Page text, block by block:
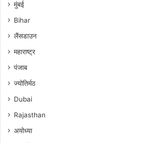
मुंबई
Bihar
लैंसडाउन
महाराष्ट्र
पंजाब
ज्योतिर्मठ
Dubai
Rajasthan
अयोध्या